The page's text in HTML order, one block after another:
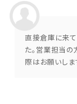
直接倉庫に来
た。営業担当
際はお願いしま